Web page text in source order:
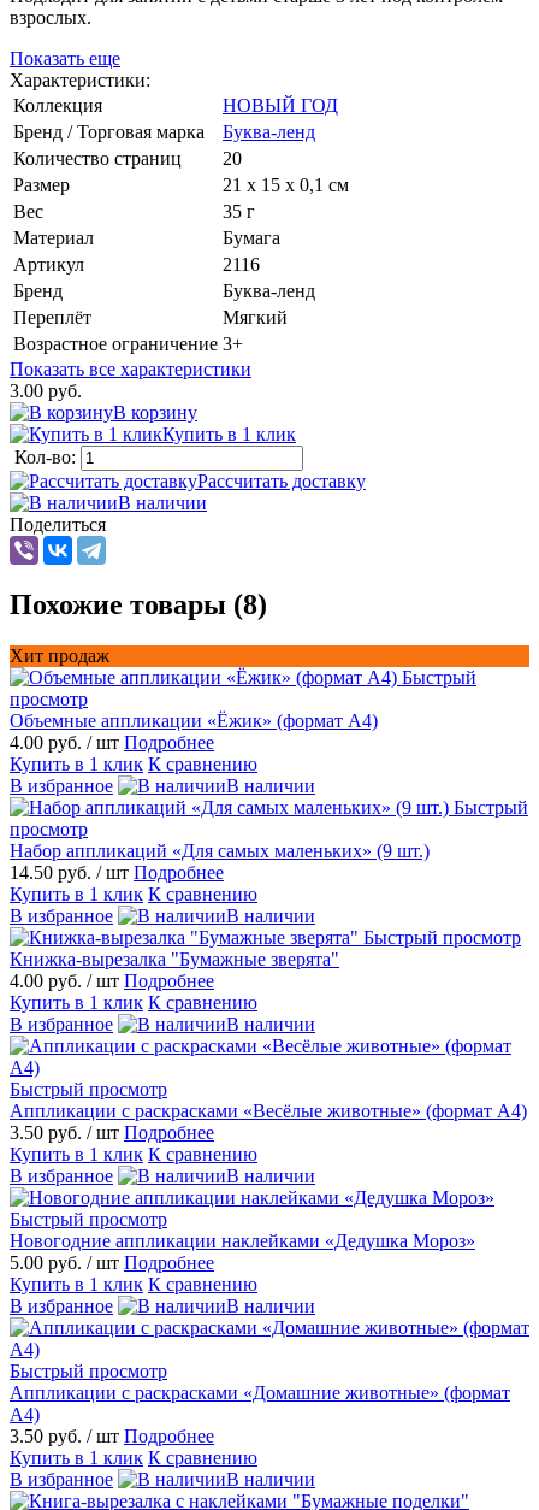
взрослых.
Показать еще
Характеристики:
Коллекция
НОВЫЙ ГОД
Бренд / Торговая марка
Буква-ленд
Количество страниц
20
Размер
21 х 15 х 0,1 см
Вес
35 г
Материал
Бумага
Артикул
2116
Бренд
Буква-ленд
Переплёт
Мягкий
Возрастное ограничение 3+
Показать все характеристики
3.00 руб.
В корзину
Купить в 1 клик
Кол-во:
Рассчитать доставку
В наличии
Поделиться
Похожие товары (8)
Хит продаж
Быстрый
просмотр
Объемные аппликации «Ёжик» (формат А4)
4.00 руб. / шт Подробнее
Купить в 1 клик К сравнению
В избранное
В наличии
Быстрый
просмотр
Набор аппликаций «Для самых маленьких» (9 шт.)
14.50 руб. / шт Подробнее
Купить в 1 клик К сравнению
В избранное
В наличии
Быстрый просмотр
Книжка-вырезалка "Бумажные зверята"
4.00 руб. / шт Подробнее
Купить в 1 клик К сравнению
В избранное
В наличии
Быстрый просмотр
Аппликации с раскрасками «Весёлые животные» (формат А4)
3.50 руб. / шт Подробнее
Купить в 1 клик К сравнению
В избранное
В наличии
Быстрый просмотр
Новогодние аппликации наклейками «Дедушка Мороз»
5.00 руб. / шт Подробнее
Купить в 1 клик К сравнению
В избранное
В наличии
Быстрый просмотр
Аппликации с раскрасками «Домашние животные» (формат
А4)
3.50 руб. / шт Подробнее
Купить в 1 клик К сравнению
В избранное
В наличии